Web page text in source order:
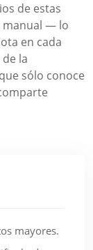
de estas
manual — lo
en cada
la
sólo conoce
mayores.